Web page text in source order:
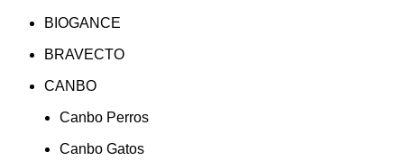
BIOGANCE
BRAVECTO
CANBO
Canbo Perros
Canbo Gatos